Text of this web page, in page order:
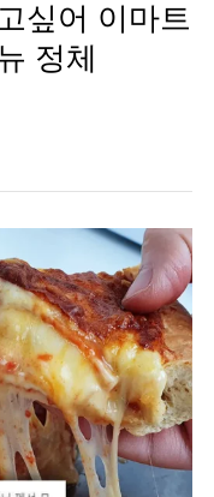
싶어 이마트
정체